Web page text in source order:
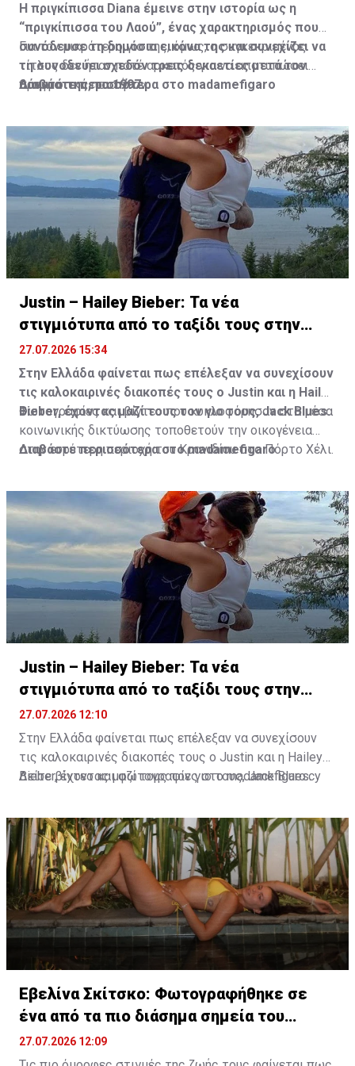
Η πριγκίπισσα Diana έμεινε στην ιστορία ως η
“πριγκίπισσα του Λαού”, ένας χαρακτηρισμός που
συνόδευσε τη δημόσια εικόνα της και συνεχίζει να
τη συνοδεύει σχεδόν τρεις δεκαετίες μετά τον
θάνατό της, το 1997.
Για τον μικρότερο γιο της, όμως, ο συγκεκριμένος
τίτλος δεν ήταν ποτέ αρκετός για να αποτυπώσει
πραγματικά ποια ήταν.
Διαβάστε περισσότερα στο madamefigaro
Justin – Hailey Bieber: Τα νέα
στιγμιότυπα από το ταξίδι τους στην
Ελλάδα
27.07.2026 15:34
Στην Ελλάδα φαίνεται πως επέλεξαν να συνεχίσουν
τις καλοκαιρινές διακοπές τους ο Justin και η Hailey
Bieber, έχοντας μαζί τους τον γιο τους, Jack Blues.
Φωτογραφίες και βίντεο που κυκλοφόρησαν στα μέσα
κοινωνικής δικτύωσης τοποθετούν την οικογένεια
στην ευρύτερη περιοχή του Κρανιδίου στο Πόρτο Χέλι.
Διαβάστε περισσότερα στο madamefigaro
Justin – Hailey Bieber: Τα νέα
στιγμιότυπα από το ταξίδι τους στην
Ελλάδα
27.07.2026 12:10
Στην Ελλάδα φαίνεται πως επέλεξαν να συνεχίσουν
τις καλοκαιρινές διακοπές τους ο Justin και η Hailey
Bieber, έχοντας μαζί τους τον γιο τους, Jack Blues.
στην ευρύτερη περιοχή του Κρανιδίου στο Πόρτο Χέλι.
Δείτε βίντεο και φωτογραφίες στο madamefigaro.cy
Εβελίνα Σκίτσκο: Φωτογραφήθηκε σε
ένα από τα πιο διάσημα σημεία του
πλανήτη
27.07.2026 12:09